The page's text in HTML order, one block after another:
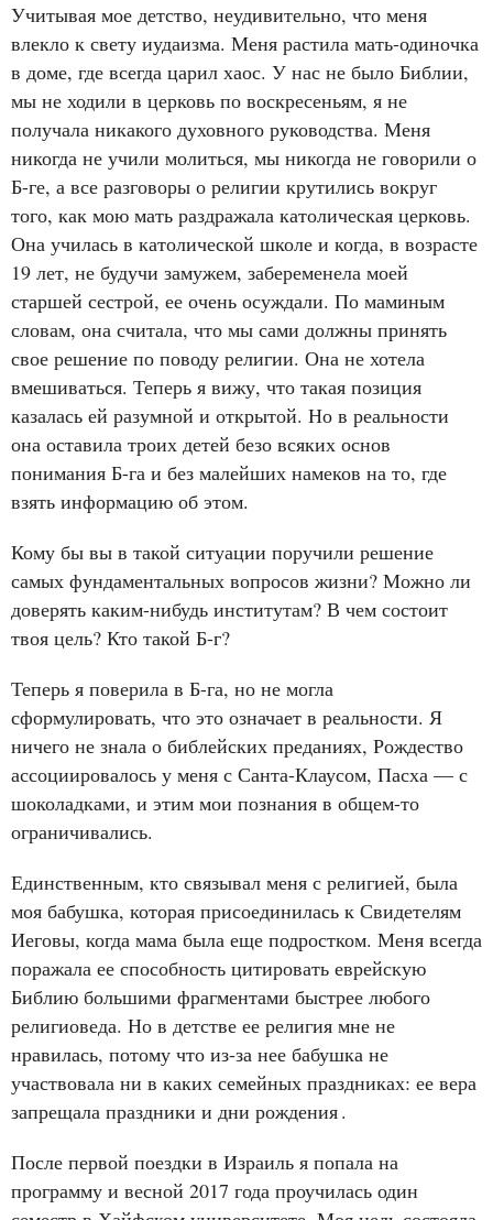
Учитывая мое детство, неудивительно, что меня
влекло к свету иудаизма. Меня растила мать-одиночка
в доме, где всегда царил хаос. У нас не было Библии,
мы не ходили в церковь по воскресеньям, я не
получала никакого духовного руководства. Меня
никогда не учили молиться, мы никогда не говорили о
Б-ге, а все разговоры о религии крутились вокруг
того, как мою мать раздражала католическая церковь.
Она училась в католической школе и когда, в возрасте
19 лет, не будучи замужем, забеременела моей
старшей сестрой, ее очень осуждали. По маминым
словам, она считала, что мы сами должны принять
свое решение по поводу религии. Она не хотела
вмешиваться. Теперь я вижу, что такая позиция
казалась ей разумной и открытой. Но в реальности
она оставила троих детей безо всяких основ
понимания Б-га и без малейших намеков на то, где
взять информацию об этом.
Кому бы вы в такой ситуации поручили решение
самых фундаментальных вопросов жизни? Можно ли
доверять каким-нибудь институтам? В чем состоит
твоя цель? Кто такой Б-г?
Теперь я поверила в Б-га, но не могла
сформулировать, что это означает в реальности. Я
ничего не знала о библейских преданиях, Рождество
ассоциировалось у меня с Санта-Клаусом, Пасха — с
шоколадками, и этим мои познания в общем-то
ограничивались.
Единственным, кто связывал меня с религией, была
моя бабушка, которая присоединилась к Свидетелям
Иеговы, когда мама была еще подростком. Меня всегда
поражала ее способность цитировать еврейскую
Библию большими фрагментами быстрее любого
религиоведа. Но в детстве ее религия мне не
нравилась, потому что из-за нее бабушка не
участвовала ни в каких семейных праздниках: ее вера
запрещала праздники и дни рождения.
После первой поездки в Израиль я попала на
программу и весной 2017 года проучилась один